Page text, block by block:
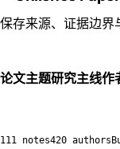
保存来源、证据边界
论文主题研究主线作
111 notes420 authors